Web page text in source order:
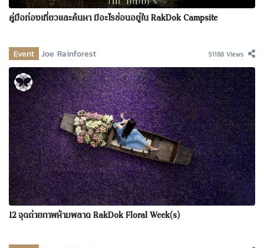
คู่มือท่องเที่ยวและค้นหา มีอะไรซ่อนอยู่ใน RakDok Campsite
Event Joe Rainforest 51188 Views
12 จุดถ่ายภาพห้ามพลาด RakDok Floral Week(s)